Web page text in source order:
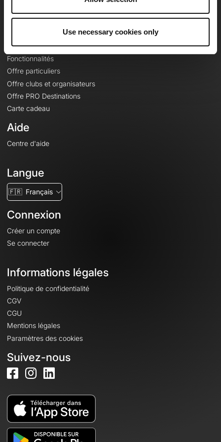
Use necessary cookies only
Le Mag'
Fonds de cartes topographiques
Fonctionnalités
Offre particuliers
Offre clubs et organisateurs
Offre PRO Destinations
Carte cadeau
Aide
Centre d'aide
Langue
🇫🇷 Français
Connexion
Créer un compte
Se connecter
Informations légales
Politique de confidentialité
CGV
CGU
Mentions légales
Paramètres des cookies
Suivez-nous